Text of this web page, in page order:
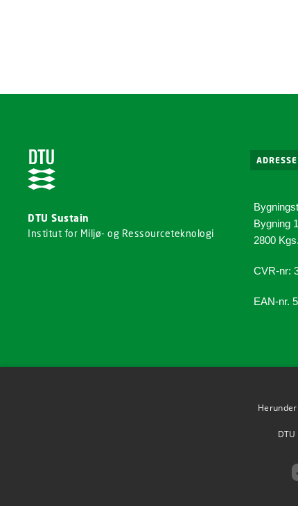
DTU Sustain
Institut for Miljø- og Ressourceteknologi
ADRESSE
Bygning
2800
CVR-nr:
EAN-nr.